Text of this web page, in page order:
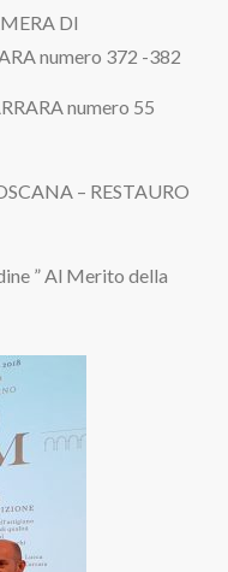
DI
numero 372 -382
numero 55
– RESTAURO
” Al Merito della